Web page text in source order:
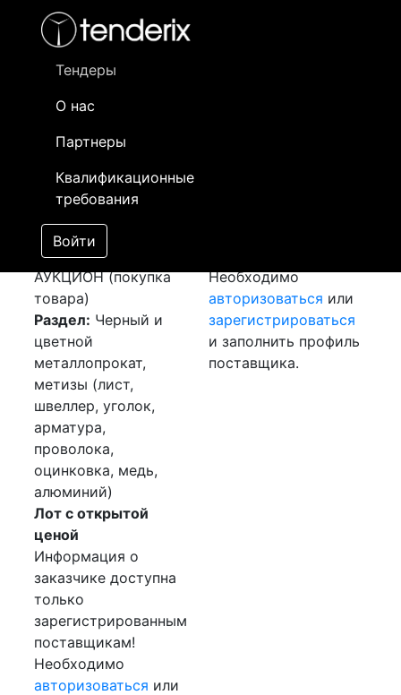
Тендеры
О нас
Партнеры
Квалификационные
требования
Войти
- активный лот
- сохраненный лот (не опубликован)
Закуп: Шина
алюминиевая
[Завершен]
Победитель выбран
Лот №:6401
АУКЦИОН (покупка
товара)
Раздел: Черный и
цветной
металлопрокат,
метизы (лист,
швеллер, уголок,
арматура,
проволока,
оцинковка, медь,
алюминий)
Лот с открытой
ценой
Информация о
заказчике доступна
только
зарегистрированным
поставщикам!
Необходимо
авторизоваться или
Необходимо
авторизоваться или
зарегистрироваться
и заполнить профиль
поставщика.